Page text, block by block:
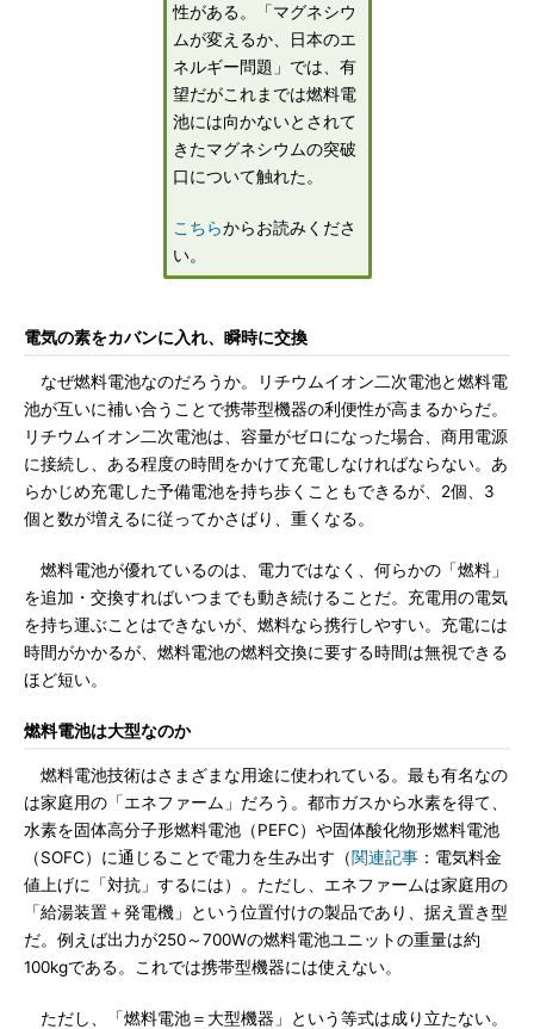
性がある。「マグネシウ
ムが変えるか、日本のエ
ネルギー問題」では、有
望だがこれまでは燃料電
池には向かないとされて
きたマグネシウムの突破
口について触れた。
こちらからお読みくださ
い。
電気の素をカバンに入れ、瞬時に交換
なぜ燃料電池なのだろうか。リチウムイオン二次電池と燃料電
池が互いに補い合うことで携帯型機器の利便性が高まるからだ。
リチウムイオン二次電池は、容量がゼロになった場合、商用電源
に接続し、ある程度の時間をかけて充電しなければならない。あ
らかじめ充電した予備電池を持ち歩くこともできるが、2個、3
個と数が増えるに従ってかさばり、重くなる。
燃料電池が優れているのは、電力ではなく、何らかの「燃料」
を追加・交換すればいつまでも動き続けることだ。充電用の電気
を持ち運ぶことはできないが、燃料なら携行しやすい。充電には
時間がかかるが、燃料電池の燃料交換に要する時間は無視できる
ほど短い。
燃料電池は大型なのか
燃料電池技術はさまざまな用途に使われている。最も有名なの
は家庭用の「エネファーム」だろう。都市ガスから水素を得て、
水素を固体高分子形燃料電池（PEFC）や固体酸化物形燃料電池
（SOFC）に通じることで電力を生み出す（関連記事 ：電気料金
値上げに「対抗」するには）。ただし、エネファームは家庭用の
「給湯装置＋発電機」という位置付けの製品であり、据え置き型
だ。例えば出力が250～700Wの燃料電池ユニットの重量は約
100kgである。これでは携帯型機器には使えない。
ただし、「燃料電池＝大型機器」という等式は成り立たない。